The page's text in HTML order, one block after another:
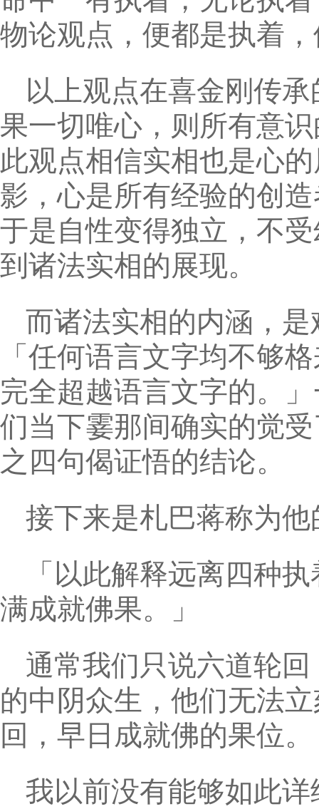
物论观点，便都是执着
以上观点在喜金刚传
果一切唯心，则所有意
此观点相信实相也是心
影，心是所有经验的创
于是自性变得独立，不
到诸法实相的展现。
而诸法实相的内涵，
「任何语言文字均不够
完全超越语言文字的。
们当下霎那间确实的觉
之四句偈证悟的结论。
接下来是札巴蒋称为
「以此解释远离四种
满成就佛果。」
通常我们只说六道轮
的中阴众生，他们无法
回，早日成就佛的果位。
我以前没有能够如此